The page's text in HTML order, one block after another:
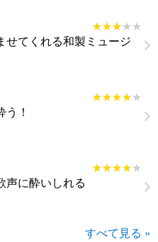
★★★★★
★★★★★
せてくれる和製ミュージ
★★★★★
★★★★★
！
★★★★★
★★★★★
声に酔いしれる
すべて見る »